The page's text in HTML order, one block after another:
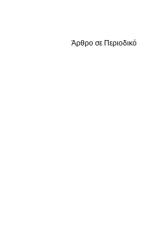
Άρθρο σε Περιοδικό